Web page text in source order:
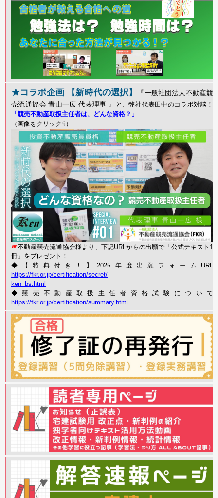
★コラボ企画 【新時代の選択】
『一般社団法人不動産競
売流通協会 青山一広 代表理事 』
と、弊社代表田中のコラボ対談！
「競売不動産取扱主任者は、どんな資格？」
（画像をクリック☟）
☞不動産競売流通協会様より、下記URLからの出願で「公式テキスト1
冊」をプレゼント！
◆【特典付き！】2025年度出願フォームURL
https://fkr.or.jp/certification/secret/
ken_bs.html
◆競売不動産取扱主任者資格試験について
https://fkr.or.jp/certification/summary.htm